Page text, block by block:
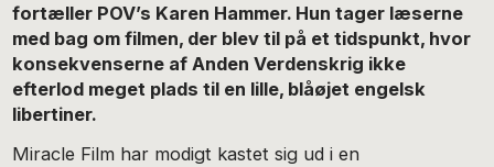
fortæller POV’s Karen Hammer. Hun tager læserne
med bag om filmen, der blev til på et tidspunkt, hvor
konsekvenserne af Anden Verdenskrig ikke
efterlod meget plads til en lille, blåøjet engelsk
libertiner.
Miracle Film har modigt kastet sig ud i en